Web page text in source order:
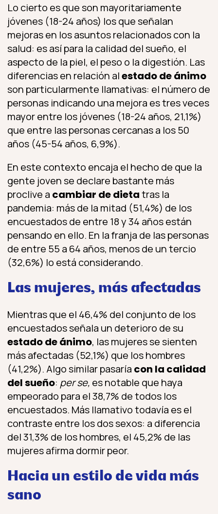
Lo cierto es que son mayoritariamente
jóvenes (18-24 años) los que señalan
mejoras en los asuntos relacionados con la
salud: es así para la calidad del sueño, el
aspecto de la piel, el peso o la digestión. Las
diferencias en relación alestado de ánimo
son particularmente llamativas: el número de
personas indicando una mejora es tres veces
mayor entre los jóvenes (18-24 años, 21,1%)
que entre las personas cercanas a los 50
años (45-54 años, 6,9%).
En este contexto encaja el hecho de que la
gente joven se declare bastante más
proclive a cambiar de dietatras la
pandemia: más de la mitad (51,4%) de los
encuestados de entre 18 y 34 años están
pensando en ello. En la franja de las personas
de entre 55 a 64 años, menos de un tercio
(32,6%) lo está considerando.
Las mujeres, más afectadas
Mientras que el 46,4% del conjunto de los
encuestados señala un deterioro de su
estado de ánimo, las mujeres se sienten
más afectadas (52,1%) que los hombres
(41,2%). Algo similar pasaría con la calidad
del sueño: per se, es notable que haya
empeorado para el 38,7% de todos los
encuestados. Más llamativo todavía es el
contraste entre los dos sexos: a diferencia
del 31,3% de los hombres, el 45,2% de las
mujeres afirma dormir peor.
Hacia un estilo de vida más
sano